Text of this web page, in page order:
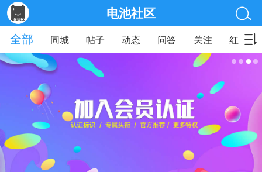
电池社区
全部
同城 帖子 动态 问答 关注 红包